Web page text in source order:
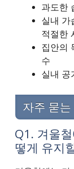
과도한
실내 가
적절한
집안의
수
실내 공
자주 묻
Q1. 겨울
떻게 유지